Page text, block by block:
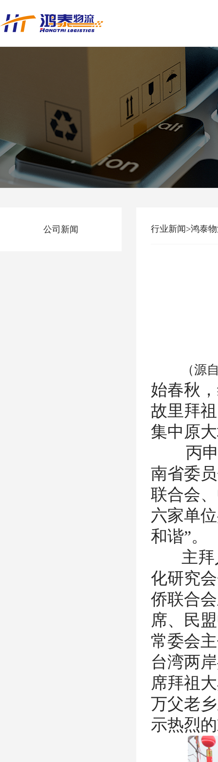
公司新闻 行业新闻>鸿泰
（源
始春秋
故里拜
集中原
丙申年
南省委
联合会
六家单
和谐”。
主拜人
化研究
侨联合
席、民
常委会
台湾两
席拜祖
万父老
示热烈